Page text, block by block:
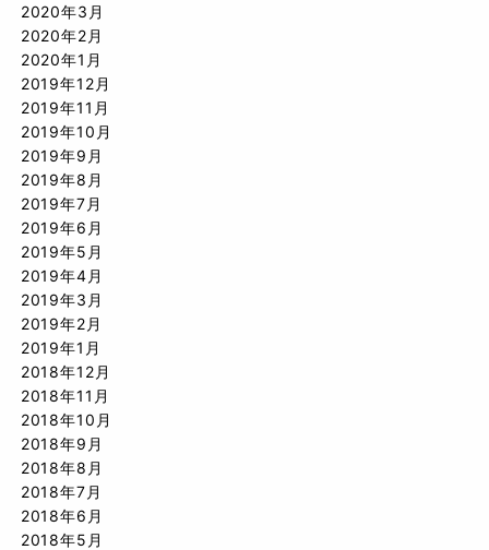
2020年3月
2020年2月
2020年1月
2019年12月
2019年11月
2019年10月
2019年9月
2019年8月
2019年7月
2019年6月
2019年5月
2019年4月
2019年3月
2019年2月
2019年1月
2018年12月
2018年11月
2018年10月
2018年9月
2018年8月
2018年7月
2018年6月
2018年5月